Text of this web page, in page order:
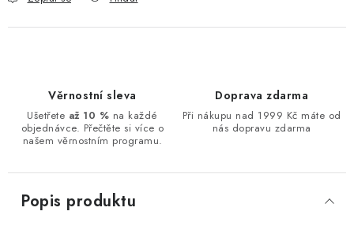
Věrnostní sleva
Ušetřete až 10 % na každé
objednávce. Přečtěte si více o
našem věrnostním programu.
Doprava zdarma
Při nákupu nad 1999 Kč máte od
nás dopravu zdarma
Popis produktu